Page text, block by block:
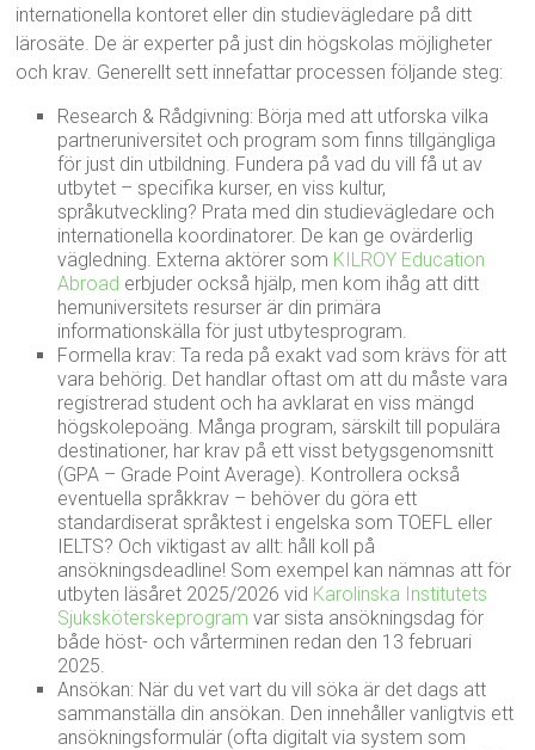
internationella kontoret eller din studievägledare på ditt
lärosäte. De är experter på just din högskolas möjligheter
och krav. Generellt sett innefattar processen följande steg:
Research & Rådgivning: Börja med att utforska vilka
partneruniversitet och program som finns tillgängliga
för just din utbildning. Fundera på vad du vill få ut av
utbytet – specifika kurser, en viss kultur,
språkutveckling? Prata med din studievägledare och
internationella koordinatorer. De kan ge ovärderlig
vägledning. Externa aktörer som KILROY Education
Abroad erbjuder också hjälp, men kom ihåg att ditt
hemuniversitets resurser är din primära
informationskälla för just utbytesprogram.
Formella krav: Ta reda på exakt vad som krävs för att
vara behörig. Det handlar oftast om att du måste vara
registrerad student och ha avklarat en viss mängd
högskolepoäng. Många program, särskilt till populära
destinationer, har krav på ett visst betygsgenomsnitt
(GPA – Grade Point Average). Kontrollera också
eventuella språkkrav – behöver du göra ett
standardiserat språktest i engelska som TOEFL eller
IELTS? Och viktigast av allt: håll koll på
ansökningsdeadline! Som exempel kan nämnas att för
utbyten läsåret 2025/2026 vid Karolinska Institutets
Sjuksköterskeprogram var sista ansökningsdag för
både höst- och vårterminen redan den 13 februari
2025.
Ansökan: När du vet vart du vill söka är det dags att
sammanställa din ansökan. Den innehåller vanligtvis ett
ansökningsformulär (ofta digitalt via system som